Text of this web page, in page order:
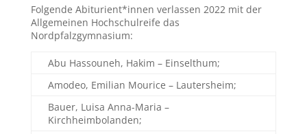
Folgende Abiturient*innen verlassen 2022 mit der
Allgemeinen Hochschulreife das
Nordpfalzgymnasium:
Abu Hassouneh, Hakim – Einselthum;
Amodeo, Emilian Mourice – Lautersheim;
Bauer, Luisa Anna-Maria –
Kirchheimbolanden;